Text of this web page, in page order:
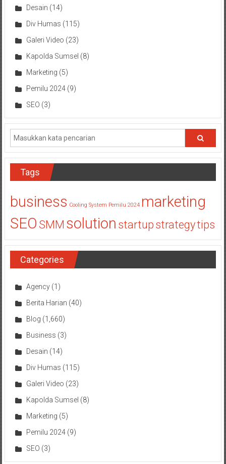
Desain (14)
Div Humas (115)
Galeri Video (23)
Kapolda Sumsel (8)
Marketing (5)
Pemilu 2024(9)
SEO (3)
Tags
business Cooling System Pemilu 2024 marketing
SEO SMM solution startup strategytips
Categories
Agency(1)
Berita Harian (40)
Blog (1,660)
Business (3)
Desain (14)
Div Humas (115)
Galeri Video (23)
Kapolda Sumsel (8)
Marketing (5)
Pemilu 2024(9)
SEO (3)